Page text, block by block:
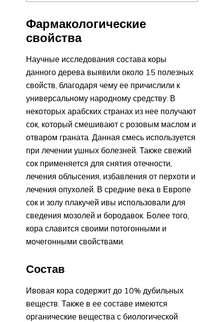
Фармакологические
свойства
Научные исследования состава коры
данного дерева выявили около 15 полезных
свойств, благодаря чему ее причислили к
универсальному народному средству. В
некоторых арабских странах из нее получают
сок, который смешивают с розовым маслом и
отваром граната. Данная смесь используется
при лечении ушных болезней. Также свежий
сок применяется для снятия отечности,
лечения облысения, избавления от перхоти и
лечения опухолей. В средние века в Европе
сок и золу плакучей ивы использовали для
сведения мозолей и бородавок. Более того,
кора славится своими потогонными и
мочегонными свойствами.
Состав
Ивовая кора содержит до 10% дубильных
веществ. Также в ее составе имеются
органические вещества с биологической